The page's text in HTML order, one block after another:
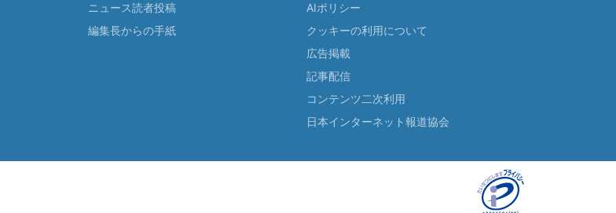
ニュース読者投稿
編集長からの手紙
AIポリシー
クッキーの利用について
広告掲載
記事配信
コンテンツ二次利用
日本インターネット報道協会